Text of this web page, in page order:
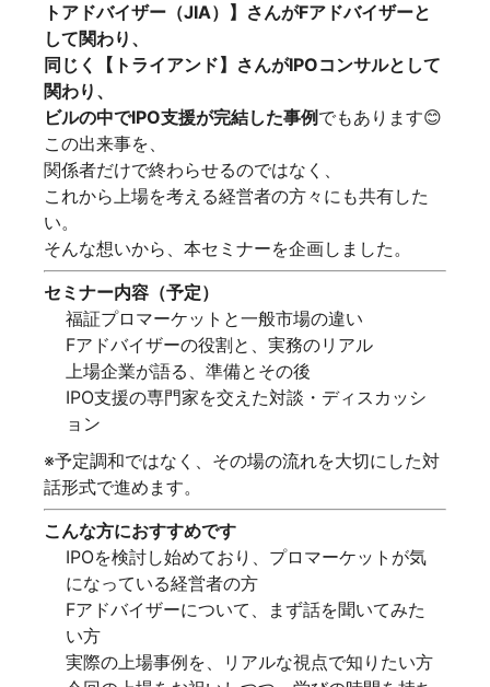
トアドバイザー（JIA）】さんがFアドバイザーと
して関わり、
同じく【トライアンド】さんがIPOコンサルとして
関わり、
ビルの中でIPO支援が完結した事例 でもあります😊
この出来事を、
関係者だけで終わらせるのではなく、
これから上場を考える経営者の方々にも共有した
い。
そんな想いから、本セミナーを企画しました。
セミナー内容（予定）
福証プロマーケットと一般市場の違い
Fアドバイザーの役割と、実務のリアル
上場企業が語る、準備とその後
IPO支援の専門家を交えた対談・ディスカッシ
ョン
※予定調和ではなく、その場の流れを大切にした対
話形式で進めます。
こんな方におすすめです
IPOを検討し始めており、プロマーケットが気
になっている経営者の方
Fアドバイザーについて、まず話を聞いてみた
い方
実際の上場事例を、リアルな視点で知りたい方